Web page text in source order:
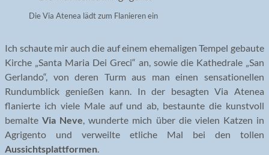
Die Via Atenea lädt zum Flanieren ein
Ich schaute mir auch die auf einem ehemaligen Tempel gebaute
Kirche „Santa Maria Dei Greci“ an, sowie die Kathedrale „San
Gerlando“, von deren Turm aus man einen sensationellen
Rundumblick genießen kann. In der besagten Via Atenea
flanierte ich viele Male auf und ab, bestaunte die kunstvoll
bemalteVia Neve, wunderte mich über die vielen Katzen in
Agrigento und verweilte etliche Mal bei den tollen
Aussichtsplattformen.